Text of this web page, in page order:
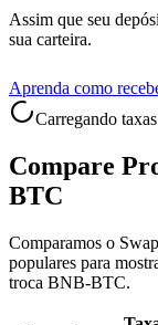
Assim que seu
sua carteira.
Aprenda como
Carregando
Compare
BTC
Comparamos o
populares para
troca BNB-BTC.